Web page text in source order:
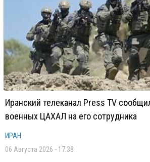
Иранский телеканал Press TV
военных ЦАХАЛ на его сотрудника
ИРАН
06 Августа 2026 - 17:38